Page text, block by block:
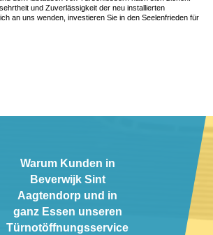
und Zuverlässigkeit der neu installierten
an uns wenden, investieren Sie in den Seelenfrieden für
Warum Kunden in
Beverwijk Sint
Aagtendorp und in
ganz Essen unseren
Türnotöffnungsservice